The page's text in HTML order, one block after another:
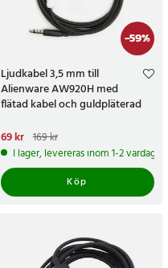
-59%
Ljudkabel 3,5 mm till
Alienware AW920H med
flätad kabel och guldpläterad
Nuvarande pris
pris:169 kr
69 kr 169 kr
I lager, levereras inom 1-2 vardagar
Köp